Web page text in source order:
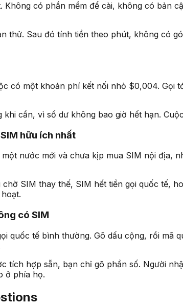
có phần mềm để cài, không có bản
thử. Sau đó tính tiền theo phút, không có
có một khoản phí kết nối nhỏ $0,004. Gọi
cần, vì số dư không bao giờ hết hạn.
hữu ích nhất
nước mới và chưa kịp mua SIM nội địa,
SIM thay thế, SIM hết tiền gọi quốc tế,
có SIM
quốc tế bình thường. Gõ dấu cộng, rồi mã
tích hợp sẵn, bạn chỉ gõ phần số. Người
ở phía họ.